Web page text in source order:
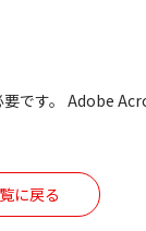
、法律、仕
さい。
ます。本サイ
れている取扱
です。 Adobe
に戻る